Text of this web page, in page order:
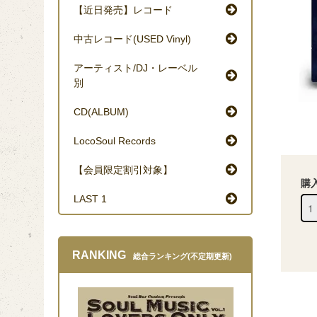
購
【近日発売】レコード
中古レコード(USED Vinyl)
アーティスト/DJ・レーベル
別
CD(ALBUM)
LocoSoul Records
【会員限定割引対象】
LAST 1
RANKING 総合ランキング(不定期更新)